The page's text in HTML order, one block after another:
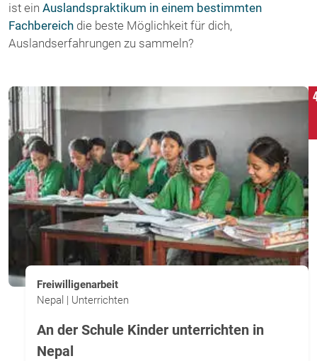
ist ein Auslandspraktikum in einem bestimmten
Fachbereich die beste Möglichkeit für dich,
Auslandserfahrungen zu sammeln?
Freiwilligenarbeit
Nepal | Unterrichten
An der Schule Kinder unterrichten in
Nepal